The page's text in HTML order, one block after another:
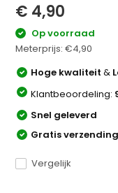
€ 4,90
Op voorraad
Meterprijs:€4,90
Hoge kwaliteit&
Klantbeoordeling:
Snel geleverd
Gratis
Vergelijk